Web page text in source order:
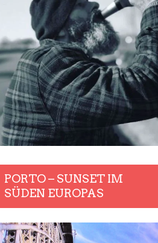
PORTO – SUNSET IM
SÜDEN EUROPAS